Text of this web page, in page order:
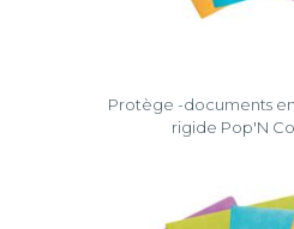
Protège -documents
rigide Pop'N